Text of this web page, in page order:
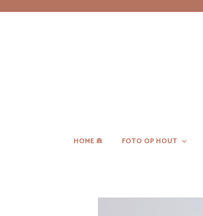
HOME ⋒ FOTO OP HOUT